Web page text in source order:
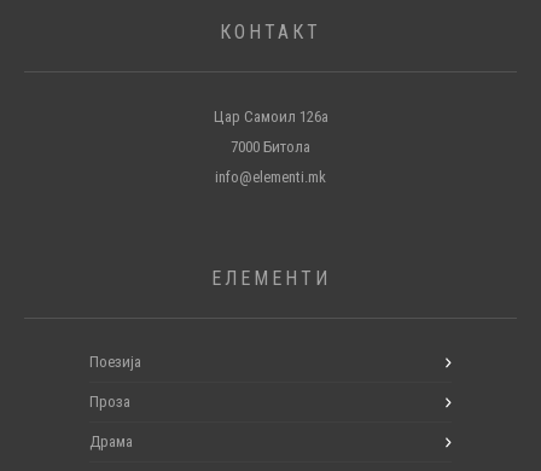
КОНТАКТ
Цар Самоил 126а
7000 Битола
info@elementi.mk
ЕЛЕМЕНТИ
Поезија
Проза
Драма